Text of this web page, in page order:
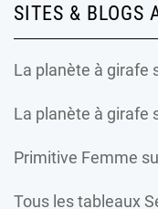
SITES & BLOGS
La planète à girafe
La planète à girafe
Primitive Femme
Tous les tableaux